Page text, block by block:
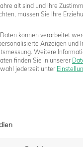
H
alt sind und Ihre
müssen Sie Ihre
können verarbeitet
Anzeigen und
Weitere
finden Sie in unserer
jederzeit unter
der Service-Gruppen,